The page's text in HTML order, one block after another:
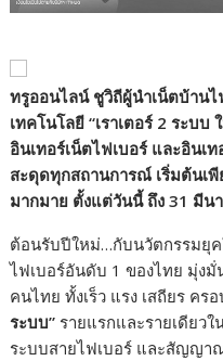
ทรูออนไลน์ ชูวิถีผู้นำเน็ตบ้าน
เทคโนโลยี“เราเตอร์ 2 ระบบ
อินเทอร์เน็ตไฟเบอร์ และอินเ
สะดุดทุกสถานการณ์ เริ่มต้นเ
มากมาย ตั้งแต่วันนี้ ถึง 31 มีน
ต้อนรับปีใหม่…กับนวัตกรรมยุ
ไฟเบอร์อันดับ 1 ของไทย มุ่ง
คนไทย ทั้งเร็ว แรง เสถียร ค
ระบบ” รายแรกและรายเดียว
ระบบสายไฟเบอร์ และสัญญา